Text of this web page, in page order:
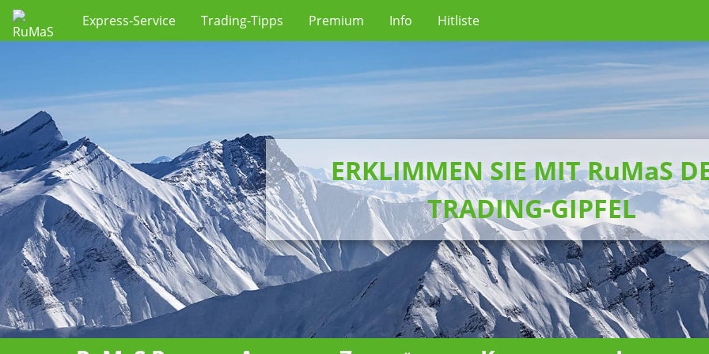
Express-Service Trading-Tipps Premium Info Hitliste
ERKLIMMEN SIE MIT RuMaS
TRADING-GIPFEL